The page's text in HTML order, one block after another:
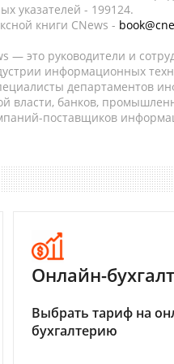
указателей - 199124.
книги CNews -
— это руководители и
информационных
департаментов
власти, банков,
поставщиков
Онлайн-
Выбрать тариф на
бухгалтерию